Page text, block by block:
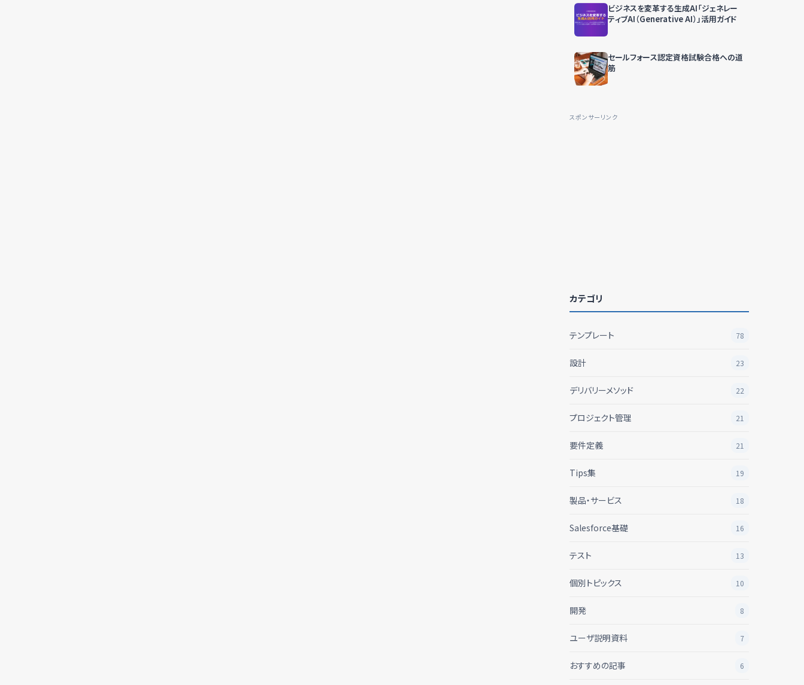
ビジネスを変革する生成AI「ジェネレー
ティブAI（Generative AI）」活用ガイド
セールフォース認定資格試験合格への道
筋
スポンサーリンク
カテゴリ
テンプレート 78
設計 23
デリバリーメソッド 22
プロジェクト管理 21
要件定義 21
Tips集 19
製品・サービス 18
Salesforce基礎 16
テスト 13
個別トピックス 10
開発 8
ユーザ説明資料 7
おすすめの記事 6